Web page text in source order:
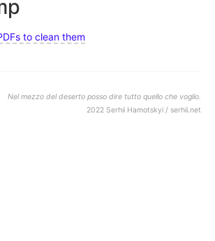
to clean them
Nel mezzo del deserto posso dire tutto quello che voglio.
2022 Serhii Hamotskyi / serhii.net